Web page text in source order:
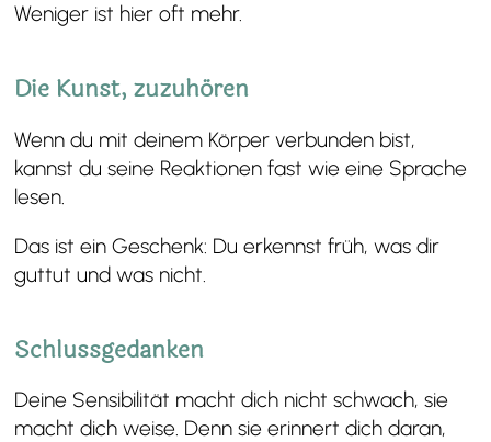
Weniger ist hier oft mehr.
Die Kunst, zuzuhören
Wenn du mit deinem Körper verbunden bist,
kannst du seine Reaktionen fast wie eine Sprache
lesen.
Das ist ein Geschenk: Du erkennst früh, was dir
guttut und was nicht.
Schlussgedanken
Deine Sensibilität macht dich nicht schwach, sie
macht dich weise. Denn sie erinnert dich daran,